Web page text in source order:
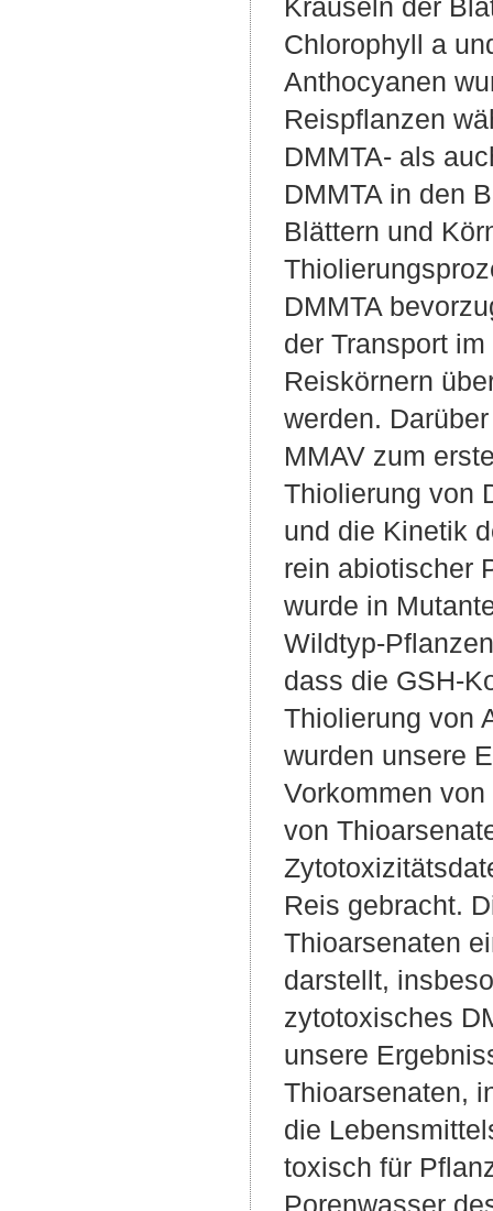
Kräuseln der
Chlorophyll a
Anthocyanen
Reispflanzen
DMMTA- als
DMMTA in den
Blättern und
DMMTA
der Transport
Reiskörnern
werden.
MMAV zum
Thiolierung von
und die Kinetik
rein abiotischer
wurde in
Wildtyp-
dass die GSH-
Thiolierung von
wurden unsere
Vorkommen
von
Reis gebracht.
Thioarsenaten
darstellt,
zytotoxisches
unsere
Thioarsenaten,
die
toxisch für
Porenwasser